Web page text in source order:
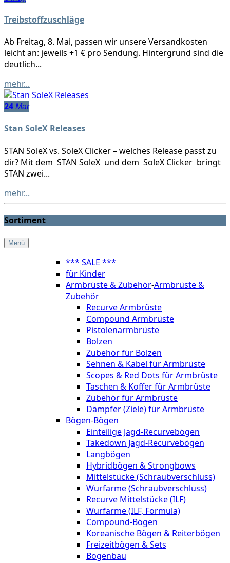
Treibstoffzuschläge
Ab Freitag, 8. Mai, passen wir unsere Versandkosten
leicht an: jeweils +1 € pro Sendung. Hintergrund sind die
deutlich...
mehr...
24 Mar
Stan SoleX Releases
STAN SoleX vs. SoleX Clicker – welches Release passt zu
dir? Mit dem STAN SoleX und dem SoleX Clicker bringt
STAN zwei...
mehr...
Sortiment
Menü
*** SALE ***
für Kinder
Armbrüste & Zubehör-Armbrüste &
Zubehör
Recurve Armbrüste
Compound Armbrüste
Pistolenarmbrüste
Bolzen
Zubehör für Bolzen
Sehnen & Kabel für Armbrüste
Scopes & Red Dots für Armbrüste
Taschen & Koffer für Armbrüste
Zubehör für Armbrüste
Dämpfer (Ziele) für Armbrüste
Bögen-Bögen
Einteilige Jagd-Recurvebögen
Takedown Jagd-Recurvebögen
Langbögen
Hybridbögen & Strongbows
Mittelstücke (Schraubverschluss)
Wurfarme (Schraubverschluss)
Recurve Mittelstücke (ILF)
Wurfarme (ILF, Formula)
Compound-Bögen
Koreanische Bögen & Reiterbögen
Freizeitbögen & Sets
Bogenbau